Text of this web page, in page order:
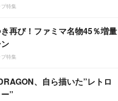
特集
再び！ファミマ名物45％増量
特集
、自ら描いた”レトロ
”